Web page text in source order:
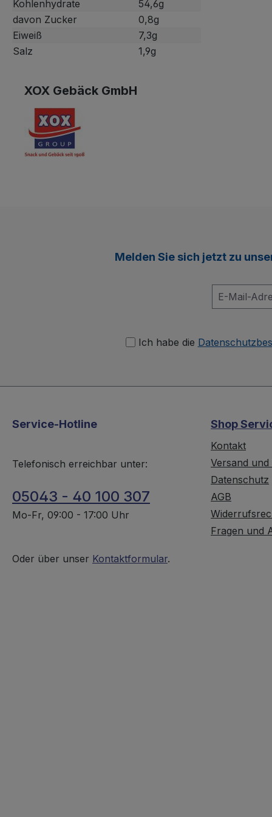
Kohlenhydrate
54,6g
davon Zucker
0,8g
Eiweiß
7,3g
Salz
1,9g
XOX Gebäck GmbH
Melden Sie sich jetzt zu
Ich habe die
Service-Hotline
Telefonisch erreichbar unter:
05043 - 40 100 307
Mo-Fr, 09:00 - 17:00 Uhr
Oder über unser Kontaktformular.
Shop
Kontakt
Versand
Datenschutz
AGB
Fragen und